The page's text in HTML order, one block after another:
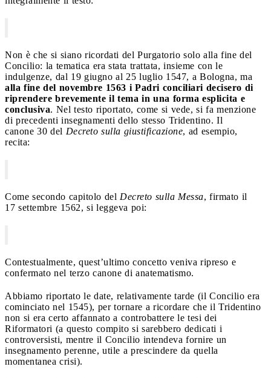
Non è che si siano ricordati del Purgatorio solo alla fine del
Concilio: la tematica era stata trattata, insieme con le
indulgenze, dal 19 giugno al 25 luglio 1547, a Bologna, ma
alla fine del novembre 1563 i Padri conciliari decisero di
riprendere brevemente il tema in una forma esplicita e
conclusiva. Nel testo riportato, come si vede, si fa menzione
di precedenti insegnamenti dello stesso Tridentino. Il
canone 30 del Decreto sulla giustificazione, ad esempio,
recita:
Come secondo capitolo del Decreto sulla Messa, firmato il
17 settembre 1562, si leggeva poi:
Contestualmente, quest’ultimo concetto veniva ripreso e
confermato nel terzo canone di anatematismo.
Abbiamo riportato le date, relativamente tarde (il Concilio era
cominciato nel 1545), per tornare a ricordare che il Tridentino
non si era certo affannato a controbattere le tesi dei
Riformatori (a questo compito si sarebbero dedicati i
controversisti, mentre il Concilio intendeva fornire un
insegnamento perenne, utile a prescindere da quella
momentanea crisi).